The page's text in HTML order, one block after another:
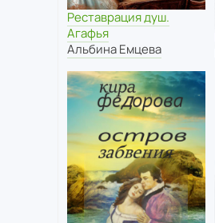
Реставрация душ.
Агафья
Альбина Емцева